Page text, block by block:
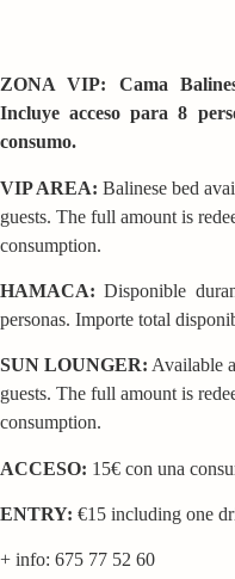
ZONA VIP: Cama
Incluye acceso para 8
consumo.
VIP AREA: Balinese bed
guests. The full amount is
consumption.
HAMACA: Disponible
personas. Importe total
SUN LOUNGER: Available
guests. The full amount is
consumption.
ACCESO: 15€ con una
ENTRY: €15 including one
+ info: 675 77 52 60